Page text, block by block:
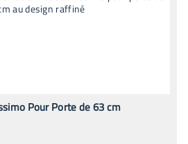
Pour Porte de 63 cm